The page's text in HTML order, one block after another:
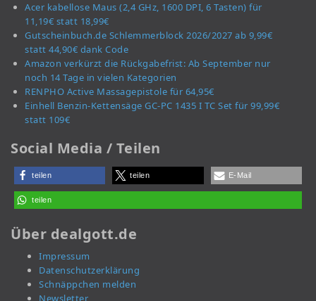
Acer kabellose Maus (2,4 GHz, 1600 DPI, 6 Tasten) für
11,19€ statt 18,99€
Gutscheinbuch.de Schlemmerblock 2026/2027 ab 9,99€
statt 44,90€ dank Code
Amazon verkürzt die Rückgabefrist: Ab September nur
noch 14 Tage in vielen Kategorien
RENPHO Active Massagepistole für 64,95€
Einhell Benzin-Kettensäge GC-PC 1435 I TC Set für 99,99€
statt 109€
Social Media / Teilen
teilen teilen E-Mail
teilen
Über dealgott.de
Impressum
Datenschutzerklärung
Schnäppchen melden
Newsletter